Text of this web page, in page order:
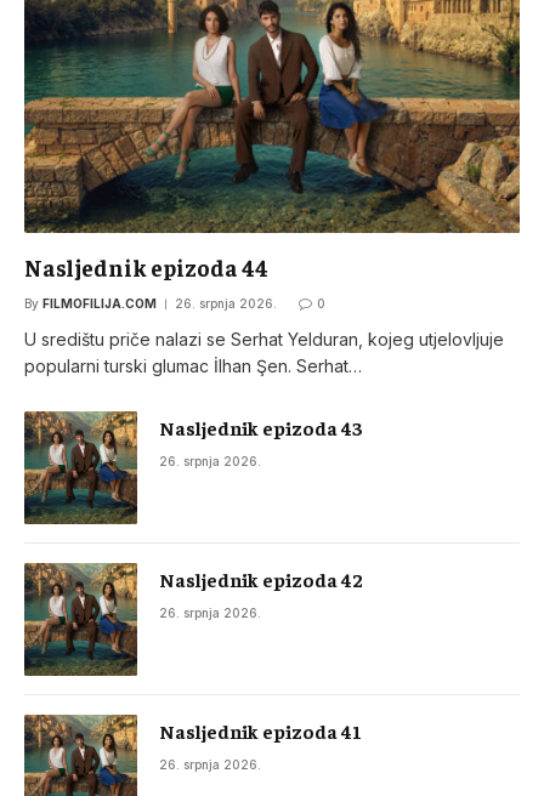
Nasljednik epizoda 44
By FILMOFILIJA.COM 26. srpnja 2026. 0
U središtu priče nalazi se Serhat Yelduran, kojeg utjelovljuje
popularni turski glumac İlhan Şen. Serhat…
Nasljednik epizoda 43
26. srpnja 2026.
Nasljednik epizoda 42
26. srpnja 2026.
Nasljednik epizoda 41
26. srpnja 2026.